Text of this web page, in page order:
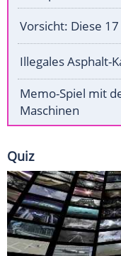
Vorsicht: Diese
Illegales Asphalt-
Memo-Spiel mit
Maschinen
Quiz